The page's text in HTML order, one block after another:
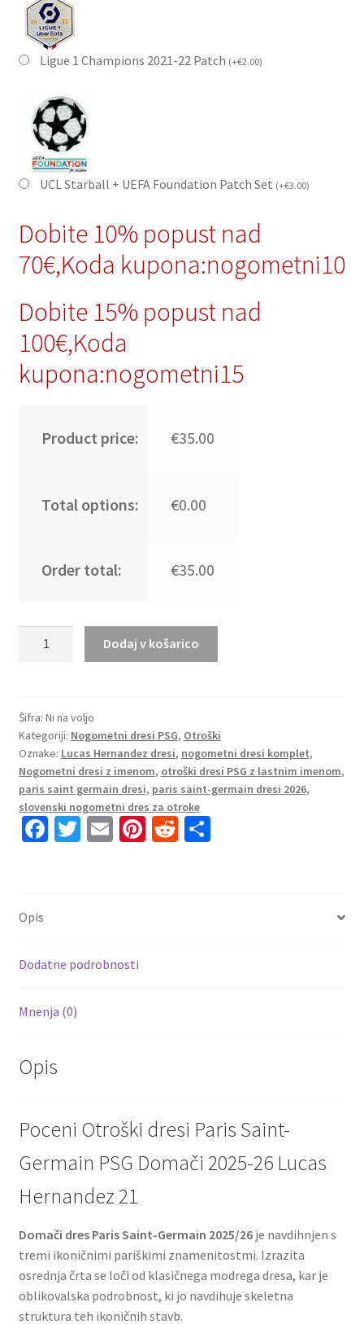
Ligue 1 Champions 2021-22 Patch (+€2.00)
UCL Starball + UEFA Foundation Patch Set (+€3.00)
Dobite 10% popust nad
70€,Koda kupona:nogometni10
Dobite 15% popust nad
100€,Koda
kupona:nogometni15
Product price: €35.00
Total options: €0.00
Order total: €35.00
Germain
PSG
Domači
2025-
26
Lucas
Hernandez
Dodaj v košarico
Šifra: Ni na voljo
Kategoriji: Nogometni dresi PSG, Otroški
Oznake: Lucas Hernandez dresi, nogometni dresi komplet,
Nogometni dresi z imenom, otroški dresi PSG z lastnim imenom,
paris saint germain dresi, paris saint-germain dresi 2026,
slovenski nogometni dres za otroke
Fa
k
T E Pi R S
Opis
Dodatne podrobnosti
Mnenja (0)
Opis
Poceni Otroški dresi Paris Saint-
Germain PSG Domači 2025-26 Lucas
Hernandez 21
Domači dres Paris Saint-Germain 2025/26je navdihnjen s
tremi ikoničnimi pariškimi znamenitostmi. Izrazita
osrednja črta se loči od klasičnega modrega dresa, kar je
oblikovalska podrobnost, ki jo navdihuje skeletna
struktura teh ikoničnih stavb.